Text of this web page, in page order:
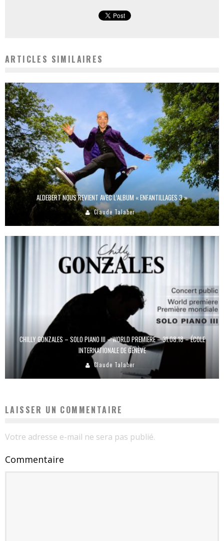
ARTICLES SIMILAIRES
ALDEBERT NOUS REVIENT AVEC L’ALBUM « ENFANTILLAGES 3 »
Claude Talaber
CHILLY GONZALES – SOLO PIANO III – WORLD PREMIERE – 31.08.18 – ÉCOLE
INTERNATIONALE DE GENÈVE
Claude Talaber
LAISSER UN COMMENTAIRE
Votre adresse e-mail ne sera pas publié.
Commentaire